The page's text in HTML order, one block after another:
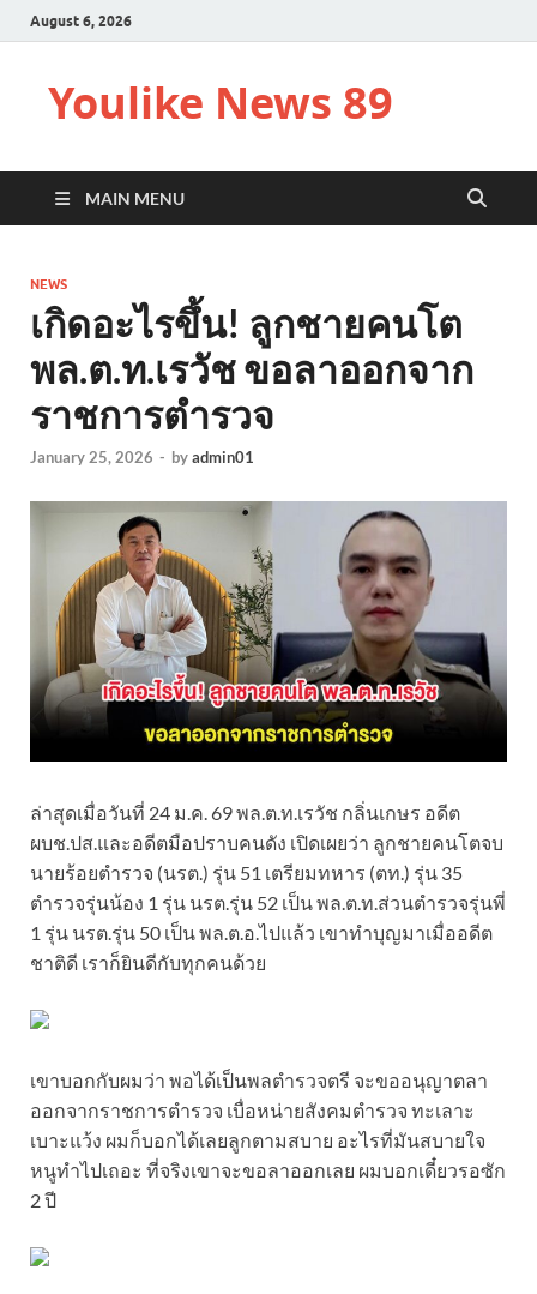
August 6, 2026
Youlike News 89
MAIN MENU
NEWS
เกิดอะไรขึ้น! ลูกชายคนโต
พล.ต.ท.เรวัช ขอลาออกจาก
ราชการตำรวจ
January 25, 2026 - byadmin01
ล่าสุดเมื่อวันที่ 24 ม.ค. 69 พล.ต.ท.เรวัช กลิ่นเกษร อดีต
ผบช.ปส.และอดีตมือปราบคนดัง เปิดเผยว่า ลูกชายคนโตจบ
นายร้อยตำรวจ (นรต.) รุ่น 51 เตรียมทหาร (ตท.) รุ่น 35
ตำรวจรุ่นน้อง 1 รุ่น นรต.รุ่น 52 เป็น พล.ต.ท.ส่วนตำรวจรุ่นพี่
1 รุ่น นรต.รุ่น 50 เป็น พล.ต.อ.ไปแล้ว เขาทำบุญมาเมื่ออดีต
ชาติดี เราก็ยินดีกับทุกคนด้วย
เขาบอกกับผมว่า พอได้เป็นพลตำรวจตรี จะขออนุญาตลา
ออกจากราชการตำรวจ เบื่อหน่ายสังคมตำรวจ ทะเลาะ
เบาะแว้ง ผมก็บอกได้เลยลูกตามสบาย อะไรที่มันสบายใจ
หนูทำไปเถอะ ที่จริงเขาจะขอลาออกเลย ผมบอกเดี๋ยวรอซัก
2 ปี